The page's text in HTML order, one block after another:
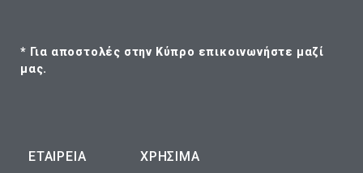
* Για αποστολές στην Κύπρο επικοινωνήστε μαζί
μας.
ΕΤΑΙΡΕΊΑ ΧΡΗΣΙΜΑ